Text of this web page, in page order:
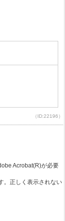
（ID:22196）
Acrobat(R)が必要
。正しく表示されない